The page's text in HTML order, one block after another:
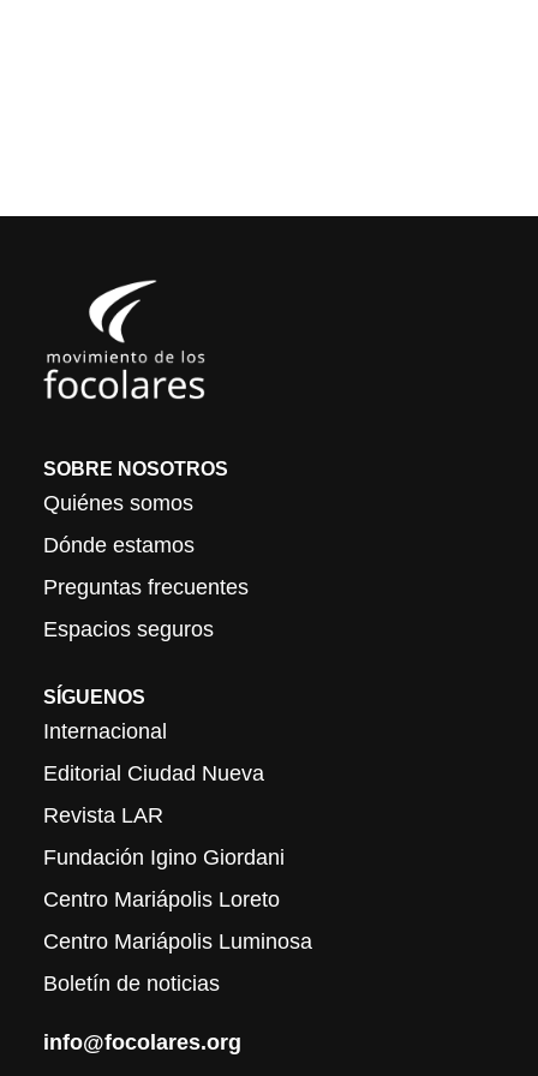
SOBRE NOSOTROS
Quiénes somos
Dónde estamos
Preguntas frecuentes
Espacios seguros
SÍGUENOS
Internacional
Editorial Ciudad Nueva
Revista LAR
Fundación Igino Giordani
Centro Mariápolis Loreto
Centro Mariápolis Luminosa
Boletín de noticias
info@focolares.org